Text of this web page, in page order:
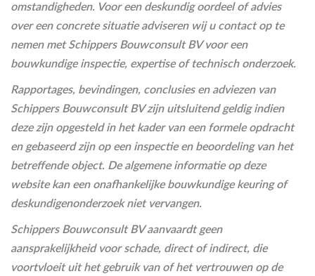
omstandigheden. Voor een deskundig oordeel of advies
over een concrete situatie adviseren wij u contact op te
nemen met Schippers Bouwconsult BV voor een
bouwkundige inspectie, expertise of technisch onderzoek.
Rapportages, bevindingen, conclusies en adviezen van
Schippers Bouwconsult BV zijn uitsluitend geldig indien
deze zijn opgesteld in het kader van een formele opdracht
en gebaseerd zijn op een inspectie en beoordeling van het
betreffende object. De algemene informatie op deze
website kan een onafhankelijke bouwkundige keuring of
deskundigenonderzoek niet vervangen.
Schippers Bouwconsult BV aanvaardt geen
aansprakelijkheid voor schade, direct of indirect, die
voortvloeit uit het gebruik van of het vertrouwen op de